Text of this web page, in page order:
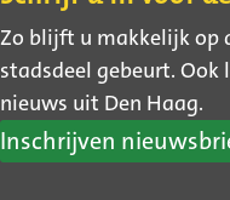
Zo blijft u makkelijk op
stadsdeel gebeurt.
nieuws uit Den Haag.
Inschrijven